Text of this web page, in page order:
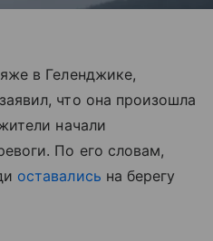
в Геленджике,
что она произошла
начали
По его словам,
оставались на берегу